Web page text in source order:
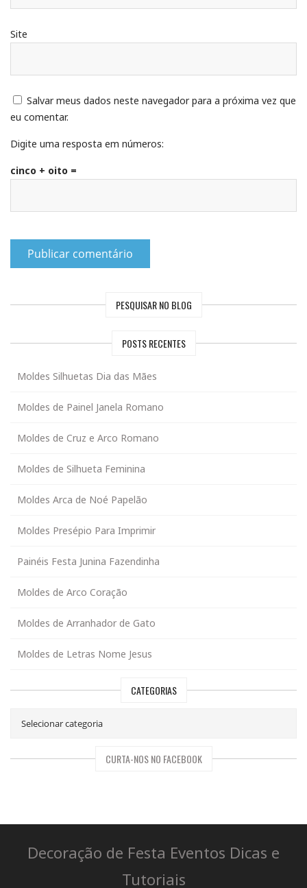
Site
Salvar meus dados neste navegador para a próxima vez que
eu comentar.
Digite uma resposta em números:
cinco + oito =
PESQUISAR NO BLOG
POSTS RECENTES
Moldes Silhuetas Dia das Mães
Moldes de Painel Janela Romano
Moldes de Cruz e Arco Romano
Moldes de Silhueta Feminina
Moldes Arca de Noé Papelão
Moldes Presépio Para Imprimir
Painéis Festa Junina Fazendinha
Moldes de Arco Coração
Moldes de Arranhador de Gato
Moldes de Letras Nome Jesus
CATEGORIAS
CURTA-NOS NO FACEBOOK
Decoração de Festa Eventos Dicas e
Tutoriais